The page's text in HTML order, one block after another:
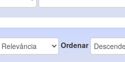
Ordenar